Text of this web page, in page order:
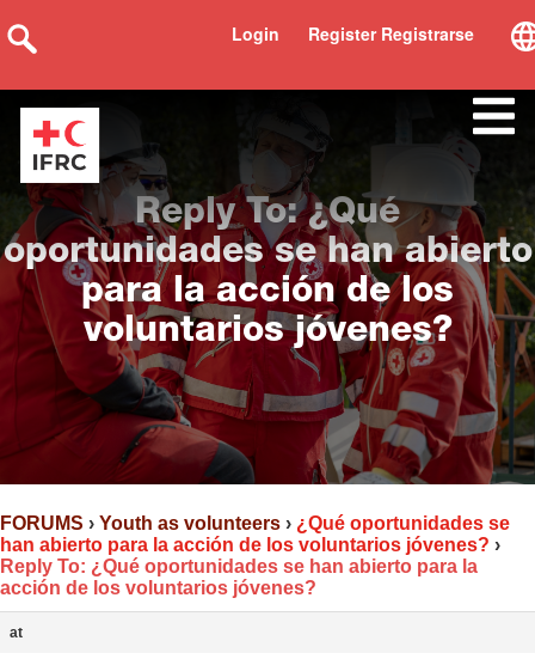
Register Registrarse
Login
Reply To: ¿Qué
oportunidades se han abierto
para la acción de los
voluntarios jóvenes?
FORUMS › Youth as volunteers › ¿Qué oportunidades se
han abierto para la acción de los voluntarios jóvenes? ›
Reply To: ¿Qué oportunidades se han abierto para la
acción de los voluntarios jóvenes?
at